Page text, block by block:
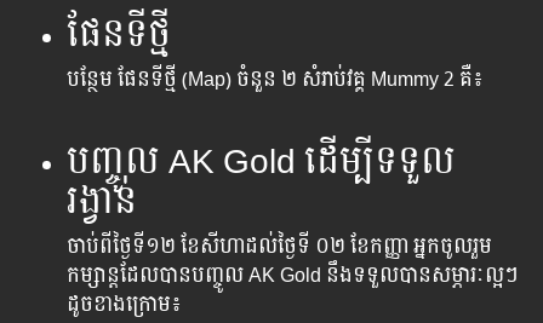
ផែនទីថ្មី
បន្ថែម​ ផែនទីថ្មី (Map) ចំនួន​ ២ សំរាប់វគ្គ Mummy 2 គឺ៖
បញ្ចូល​ AK Gold ដើម្បី​ទទួល​
រង្វាន់
ចាប់ពីថ្ងៃទី១២ ខែសីហាដល់ថ្ងៃទី ០២ ខែកញ្ញា អ្នក​ចូល​រួម​
កម្សាន្តដែល​បាន​បញ្ចូល​ AK Gold នឹង​ទទួល​បាន​សម្ភារៈល្អៗ​
ដូច​ខាង​ក្រោម៖